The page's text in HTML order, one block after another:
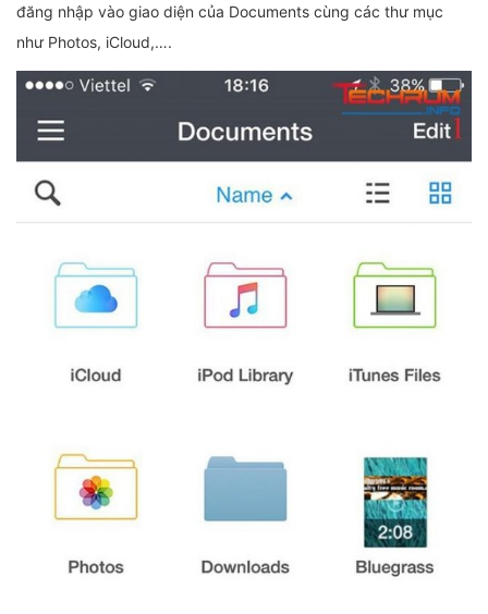
đăng nhập vào giao diện của Documents cùng các thư mục
như Photos, iCloud,….